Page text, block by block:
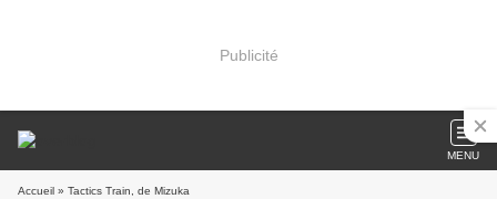
Publicité
MENU
Accueil » Tactics Train, de Mizuka